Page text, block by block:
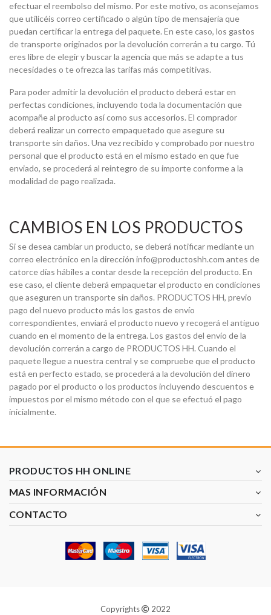
efectuar el reembolso del mismo. Por este motivo, os aconsejamos
que utilicéis correo certificado o algún tipo de mensajería que
puedan certificar la entrega del paquete. En este caso, los gastos
de transporte originados por la devolución correrán a tu cargo. Tú
eres libre de elegir y buscar la agencia que más se adapte a tus
necesidades o te ofrezca las tarifas más competitivas.
Para poder admitir la devolución el producto deberá estar en
perfectas condiciones, incluyendo toda la documentación que
acompañe al producto así como sus accesorios. El comprador
deberá realizar un correcto empaquetado que asegure su
transporte sin daños. Una vez recibido y comprobado por nuestro
personal que el producto está en el mismo estado en que fue
enviado, se procederá al reintegro de su importe conforme a la
modalidad de pago realizada.
CAMBIOS EN LOS PRODUCTOS
Si se desea cambiar un producto, se deberá notificar mediante un
correo electrónico en la dirección info@productoshh.com antes de
catorce días hábiles a contar desde la recepción del producto. En
ese caso, el cliente deberá empaquetar el producto en condiciones
que aseguren un transporte sin daños. PRODUCTOS HH, previo
pago del nuevo producto más los gastos de envío
correspondientes, enviará el producto nuevo y recogerá el antiguo
cuando en el momento de la entrega. Los gastos del envío de la
devolución correrán a cargo de PRODUCTOS HH. Cuando el
paquete llegue a nuestra central y se compruebe que el producto
está en perfecto estado, se procederá a la devolución del dinero
pagado por el producto o los productos incluyendo descuentos e
impuestos por el mismo método con el que se efectuó el pago
inicialmente.
PRODUCTOS HH ONLINE
MAS INFORMACIÓN
CONTACTO
Copyrights 2022